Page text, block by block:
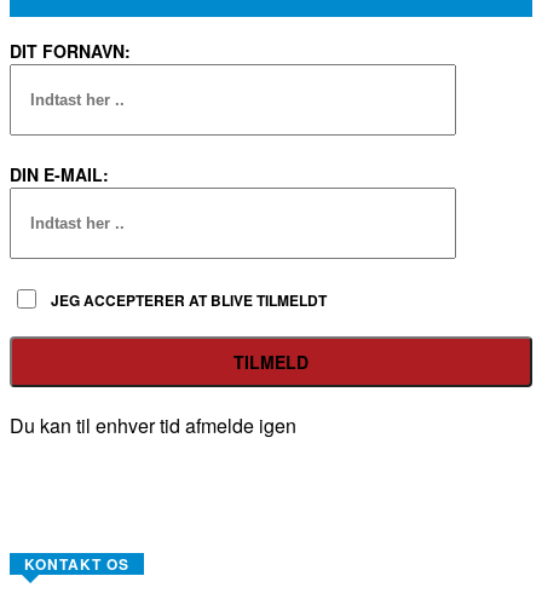
DIT FORNAVN:
DIN E-MAIL:
JEG ACCEPTERER AT BLIVE TILMELDT
Du kan til enhver tid afmelde igen
KONTAKT OS